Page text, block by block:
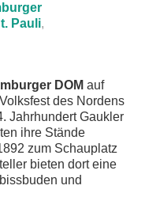
Pauli,
DOM auf
des Nordens
Jahrhundert Gaukler
ihre Stände
zum Schauplatz
bieten dort eine
und